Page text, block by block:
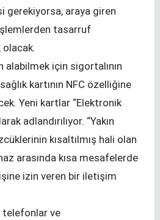
gerekiyorsa, araya giren
tasarruf
için sigortalının
kartının NFC özelliğine
Yeni kartlar “Elektronik
adlandırılıyor. “Yakın
kısaltılmış hali olan
arasında kısa mesafelerde
izin veren bir iletişim
telefonlar ve